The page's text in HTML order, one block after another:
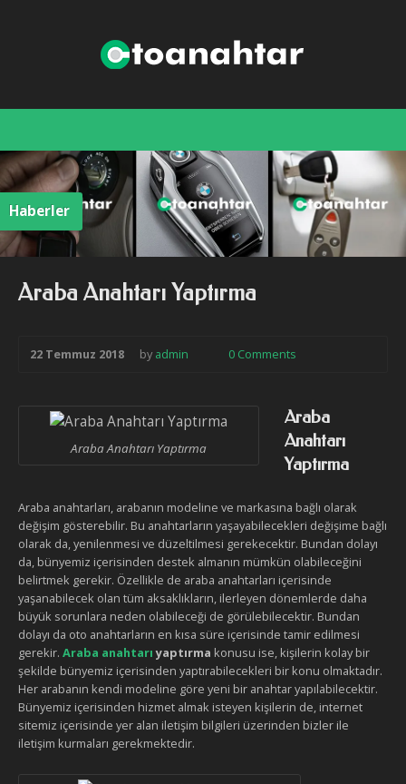
Haberler
Araba Anahtarı Yaptırma
22 Temmuz 2018 by admin 0 Comments
Araba Anahtarı Yaptırma
Araba
Anahtarı
Yaptırma
Araba anahtarları, arabanın modeline ve markasına bağlı olarak
değişim gösterebilir. Bu anahtarların yaşayabilecekleri değişime bağlı
olarak da, yenilenmesi ve düzeltilmesi gerekecektir. Bundan dolayı
da, bünyemiz içerisinden destek almanın mümkün olabileceğini
belirtmek gerekir. Özellikle de araba anahtarları içerisinde
yaşanabilecek olan tüm aksaklıkların, ilerleyen dönemlerde daha
büyük sorunlara neden olabileceği de görülebilecektir. Bundan
dolayı da oto anahtarların en kısa süre içerisinde tamir edilmesi
gerekir. Araba anahtarıyaptırma konusu ise, kişilerin kolay bir
şekilde bünyemiz içerisinden yaptırabilecekleri bir konu olmaktadır.
Her arabanın kendi modeline göre yeni bir anahtar yapılabilecektir.
Bünyemiz içerisinden hizmet almak isteyen kişilerin de, internet
sitemiz içerisinde yer alan iletişim bilgileri üzerinden bizler ile
iletişim kurmaları gerekmektedir.